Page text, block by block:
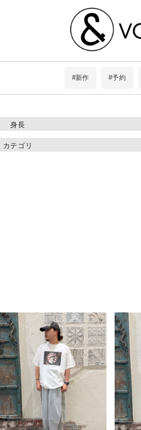
#新作 #予約
身長
カテゴリ